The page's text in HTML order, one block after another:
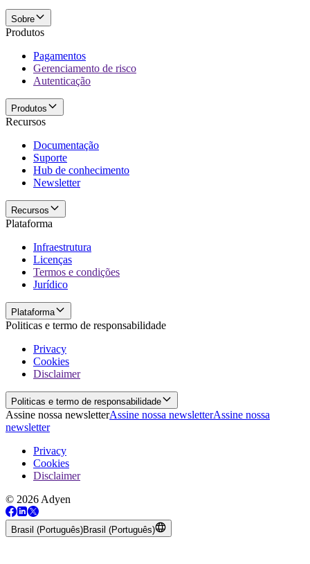
Sobre
Produtos
Pagamentos
Gerenciamento de risco
Autenticação
Produtos
Recursos
Documentação
Suporte
Hub de conhecimento
Newsletter
Recursos
Plataforma
Infraestrutura
Licenças
Termos e condições
Jurídico
Plataforma
Politicas e termo de responsabilidade
Privacy
Cookies
Disclaimer
Politicas e termo de responsabilidade
Assine nossa newsletterAssine nossa newsletterAssine nossa
newsletter
Privacy
Cookies
Disclaimer
© 2026 Adyen
Brasil (Português)Brasil (Português)